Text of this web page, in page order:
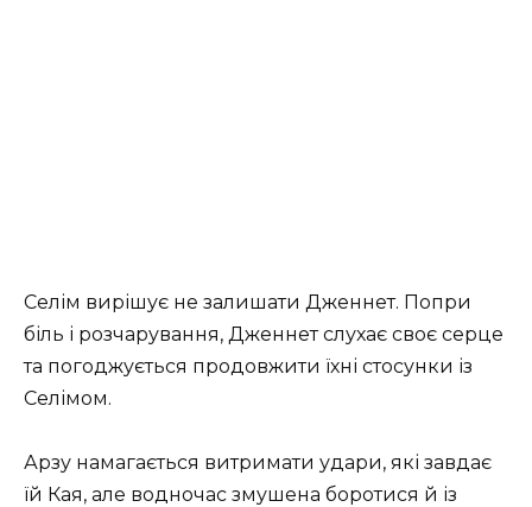
Селім вирішує не залишати Дженнет. Попри
біль і розчарування, Дженнет слухає своє серце
та погоджується продовжити їхні стосунки із
Селімом.
Арзу намагається витримати удари, які завдає
їй Кая, але водночас змушена боротися й із